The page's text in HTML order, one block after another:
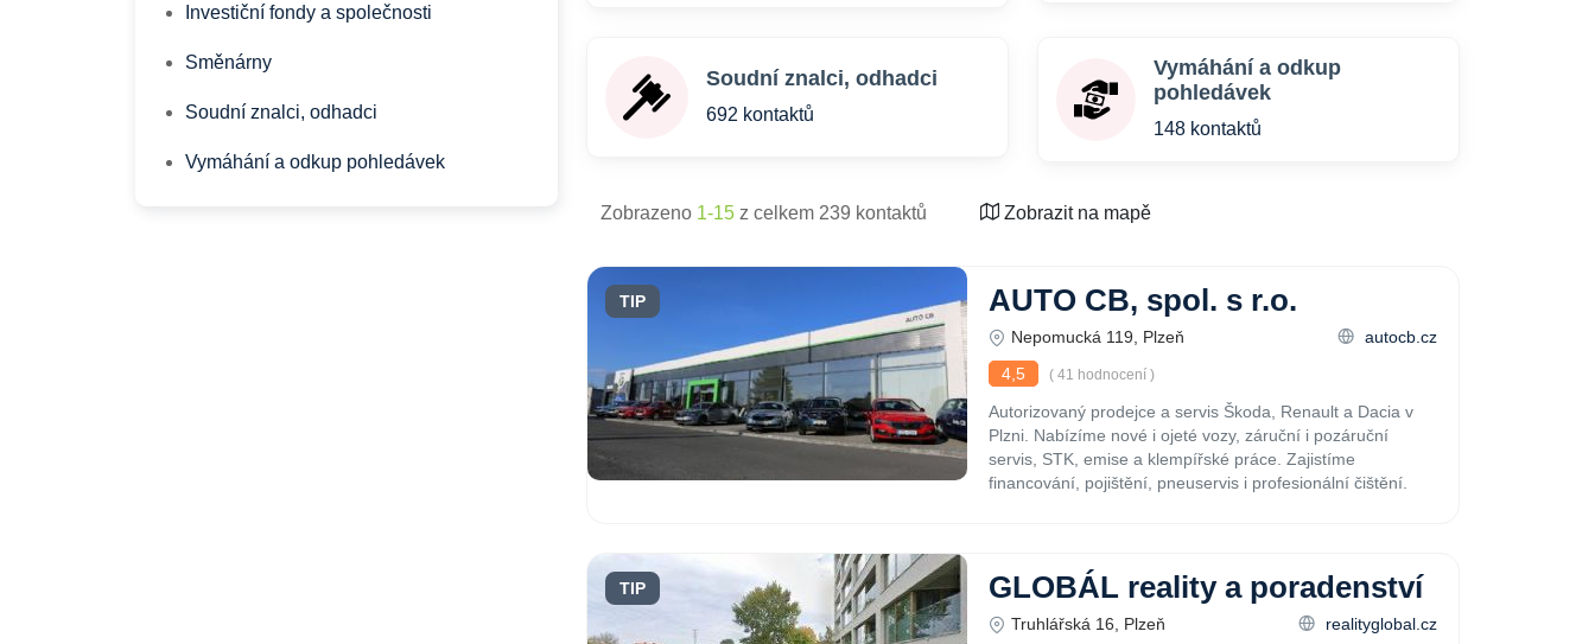
Investiční fondy a společnosti
Směnárny
Soudní znalci, odhadci
Vymáhání a odkup pohledávek
Soudní znalci, odhadci
692 kontaktů
Vymáhání a odkup
pohledávek
148 kontaktů
Zobrazeno 1-15 z celkem 239 kontaktů Zobrazit na mapě
TIP AUTO CB, spol. s r.o.
Nepomucká 119, Plzeň
autocb.cz
4,5
( 41 hodnocení )
Autorizovaný prodejce a servis Škoda, Renault a Dacia v
Plzni. Nabízíme nové i ojeté vozy, záruční i pozáruční
servis, STK, emise a klempířské práce. Zajistíme
financování, pojištění, pneuservis i profesionální čištění.
TIP GLOBÁL reality a poradenství
Truhlářská 16, Plzeň
realityglobal.cz